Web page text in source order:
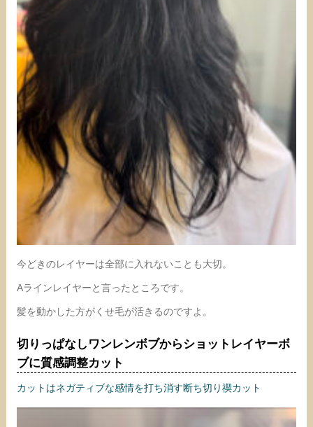
今どきのレイヤーは全部に入れないことも大切。
Aラインレイヤーと言ったところです。
髪を動かした方がくせ毛が活きるのですよ。
切りっぱなしワンレンボブからショットレイヤーボ
ブに質感調整カット
カットはネガティブな感情を打ち消す断ち切り禊カット